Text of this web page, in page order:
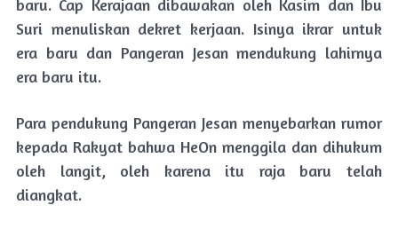
baru. Cap Kerajaan dibawakan oleh Kasim dan Ibu
Suri menuliskan dekret kerjaan. Isinya ikrar untuk
era baru dan Pangeran Jesan mendukung lahirnya
era baru itu.
Para pendukung Pangeran Jesan menyebarkan rumor
kepada Rakyat bahwa HeOn menggila dan dihukum
oleh langit, oleh karena itu raja baru telah
diangkat.